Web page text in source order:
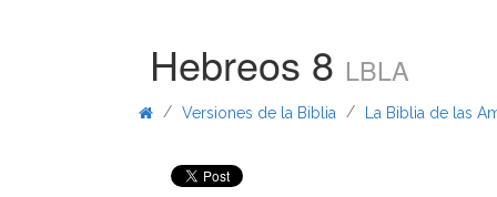
Hebreos 8 LBLA
/ Versiones de la Biblia / La Biblia de las